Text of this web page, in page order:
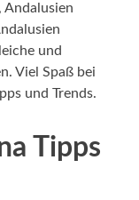
Andalusien
und
Viel Spaß bei
und Trends.
Tipps